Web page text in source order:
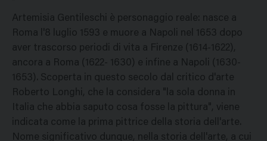
Artemisia Gentileschi è personaggio reale: nasce a
Roma l'8 luglio 1593 e muore a Napoli nel 1653 dopo
aver trascorso periodi di vita a Firenze (1614-1622),
ancora a Roma (1622- 1630) e infine a Napoli (1630-
1653). Scoperta in questo secolo dal critico d'arte
Roberto Longhi, che la considera "la sola donna in
Italia che abbia saputo cosa fosse la pittura", viene
indicata come la prima pittrice della storia dell'arte.
Nome significativo dunque, nella storia dell'arte, a cui